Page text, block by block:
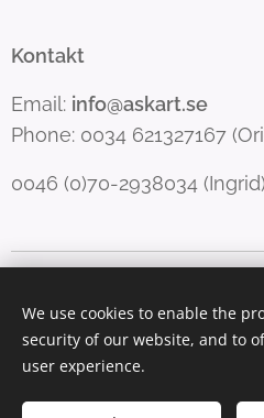
Kontakt
Email: info@askart.se
Phone: 0034 621327167
0046 (0)70-2938034 (Ingrid)
We use cookies to enable the
security of our website, and to
user experience.